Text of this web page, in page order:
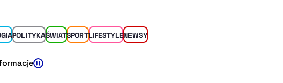
POLITYKAŚWIATSPORTLIFESTYLENEWSY